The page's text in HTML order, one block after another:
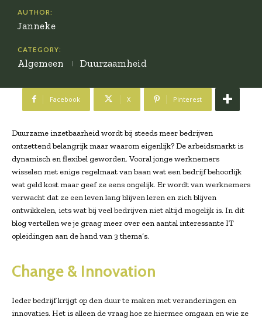
AUTHOR:
Janneke
CATEGORY:
Algemeen Duurzaamheid
Facebook X Pinterest
Duurzame inzetbaarheid wordt bij steeds meer bedrijven
ontzettend belangrijk maar waarom eigenlijk? De arbeidsmarkt is
dynamisch en flexibel geworden. Vooral jonge werknemers
wisselen met enige regelmaat van baan wat een bedrijf behoorlijk
wat geld kost maar geef ze eens ongelijk. Er wordt van werknemers
verwacht dat ze een leven lang blijven leren en zich blijven
ontwikkelen, iets wat bij veel bedrijven niet altijd mogelijk is. In dit
blog vertellen we je graag meer over een aantal interessante IT
opleidingen aan de hand van 3 thema’s.
Change & Innovation
Ieder bedrijf krijgt op den duur te maken met veranderingen en
innovaties. Het is alleen de vraag hoe ze hiermee omgaan en wie ze